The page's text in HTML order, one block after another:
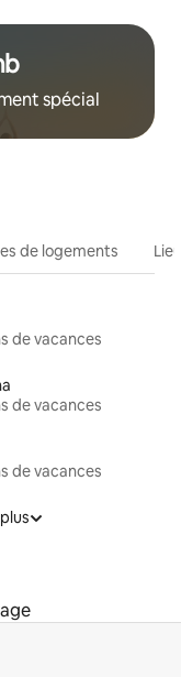
spécial
de logements
de vacances
de vacances
de vacances